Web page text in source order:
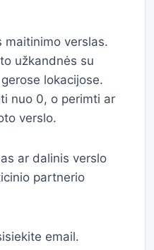
maitinimo verslas.
užkandnės su
lokacijose.
nuo 0, o perimti ar
verslo.
ar dalinis verslo
partnerio
email.